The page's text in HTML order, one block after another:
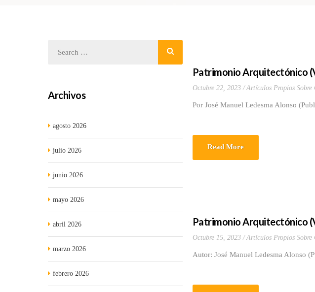
Patrimonio Arquitectónico
Octubre 22, 2023 Artículos Propios Sobre
Por José Manuel Ledesma Alonso
Read More
Patrimonio Arquitectónico
Octubre 15, 2023 Artículos Propios Sobre
Autor: José Manuel Ledesma Alonso
Archivos
agosto 2026
julio 2026
junio 2026
mayo 2026
abril 2026
marzo 2026
febrero 2026